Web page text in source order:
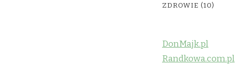
ZDROWIE (10)
DonMajk.pl
Randkowa.com.pl